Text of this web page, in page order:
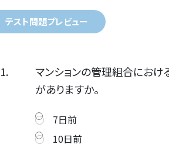
テスト問題プレビュー
1.
マンションの管理組合にお
がありますか。
7日前
10日前